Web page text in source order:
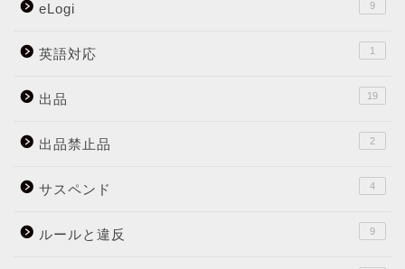
eLogi 9
英語対応 1
出品 19
出品禁止品 2
サスペンド 4
ルールと違反 9